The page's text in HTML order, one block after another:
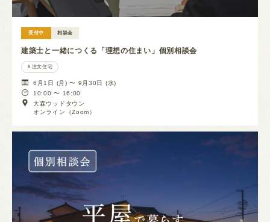
受付中 相談会
建築士と一緒につくる「理想の住まい」個別相談会
注文住宅
6月1日 (月) 〜 9月30日 (水)
10:00 〜 16:00
大森ウッドタウン
オンライン（Zoom）